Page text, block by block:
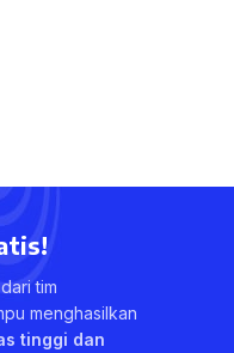
tim
menghasilkan
tinggi dan